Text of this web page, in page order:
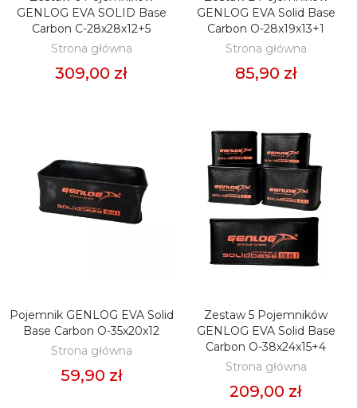
GENLOG EVA SOLID Base
Carbon C-28x28x12+5
Strona główna
309,00 zł
GENLOG EVA Solid Base
Carbon O-28x19x13+1
Strona główna
85,90 zł
DODAJ DO KOSZYKA
Pojemnik GENLOG EVA Solid
Base Carbon O-35x20x12
Strona główna
59,90 zł
DODAJ DO KOSZYKA
Zestaw 5 Pojemników
GENLOG EVA Solid Base
Carbon O-38x24x15+4
Strona główna
209,00 zł